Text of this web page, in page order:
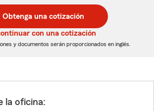
de
5
dígitos
de
5
dígitos
Obtenga una cotización
con una cotización
y documentos serán proporcionados en inglés.
la oficina: